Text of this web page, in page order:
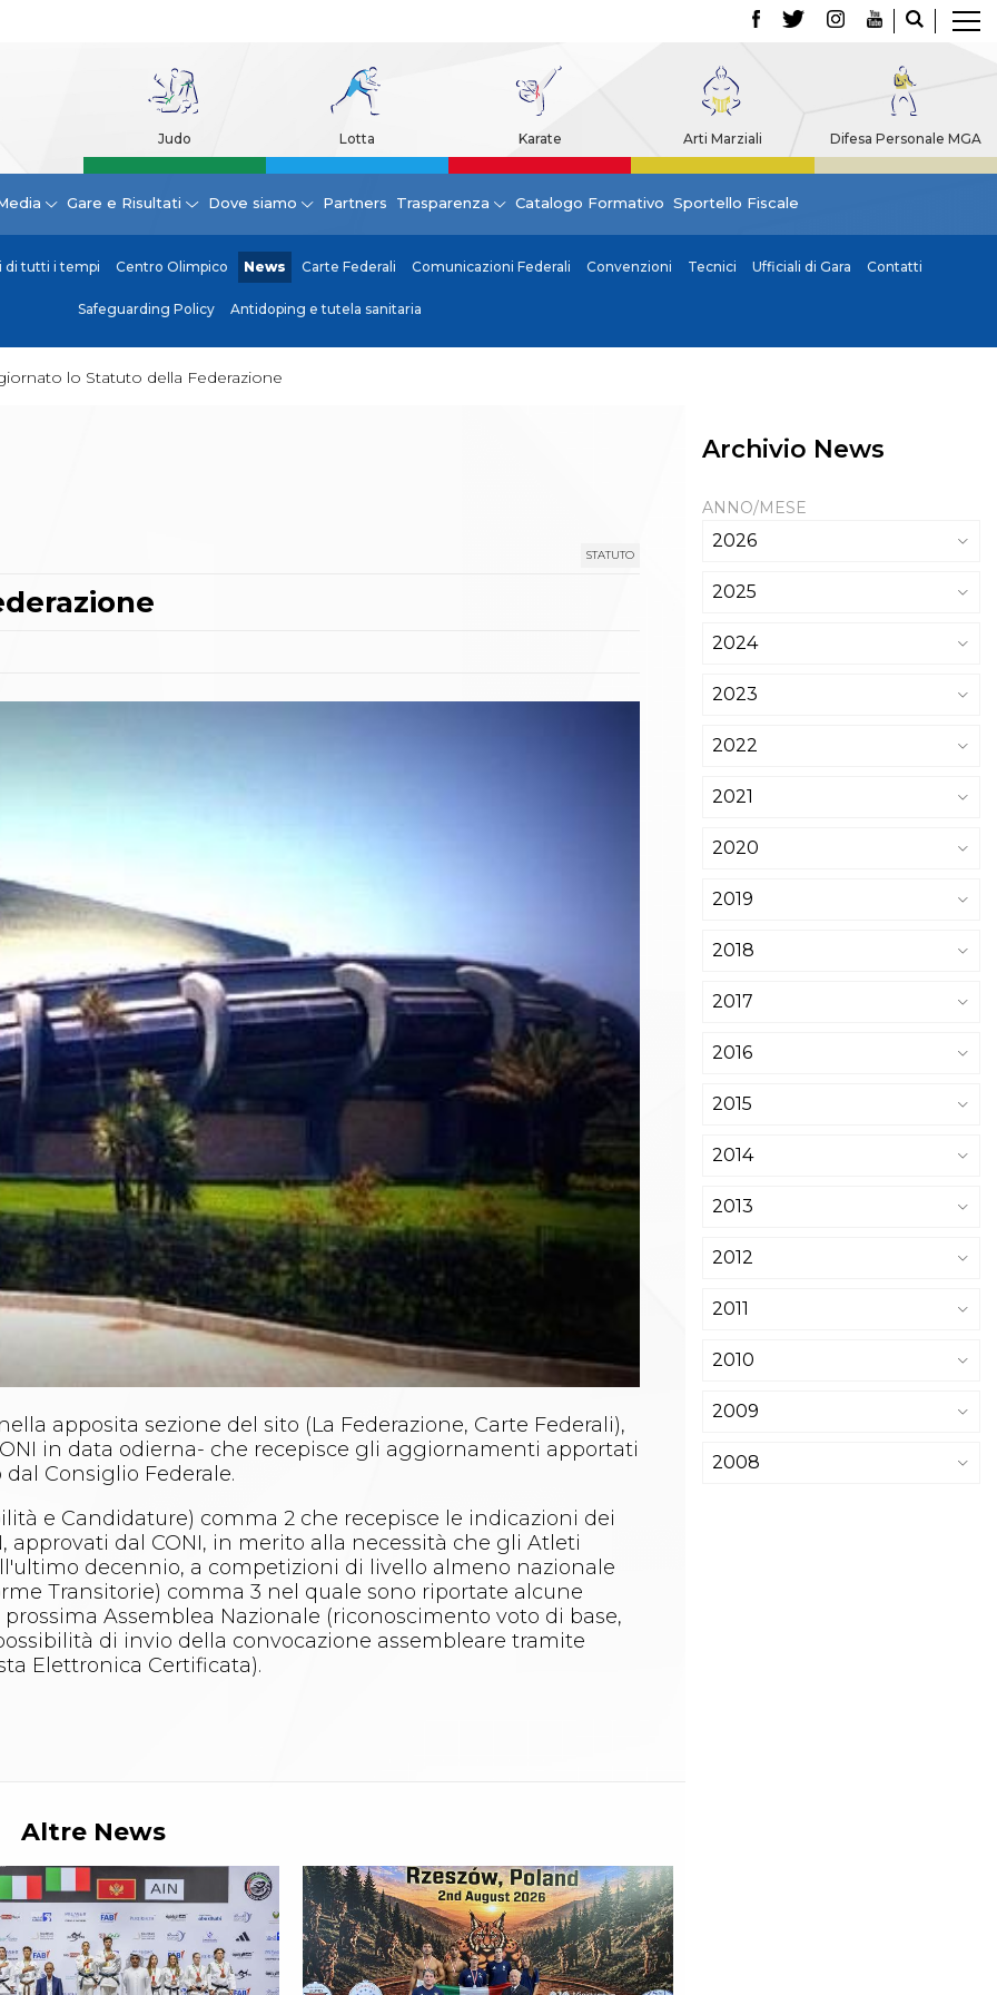
Judo Lotta Karate Arti Marziali Difesa Personale MGA
Gare e Risultati Dove siamo Partners Trasparenza Catalogo Formativo Sportello Fiscale
di tutti i tempi Centro Olimpico News Carte Federali Comunicazioni Federali Convenzioni Tecnici Ufficiali di Gara Contatti
Safeguarding Policy Antidoping e tutela sanitaria
lo Statuto della Federazione
STATUTO
apposita sezione del sito (La Federazione, Carte Federali),
in data odierna- che recepisce gli aggiornamenti apportati
Consiglio Federale.
e Candidature) comma 2 che recepisce le indicazioni dei
dal CONI, in merito alla necessità che gli Atleti
decennio, a competizioni di livello almeno nazionale
Transitorie) comma 3 nel quale sono riportate alcune
Assemblea Nazionale (riconoscimento voto di base,
di invio della convocazione assembleare tramite
Elettronica Certificata).
Altre News
Archivio News
ANNO/MESE
2026
2025
2024
2023
2022
2021
2020
2019
2018
2017
2016
2015
2014
2013
2012
2011
2010
2009
2008